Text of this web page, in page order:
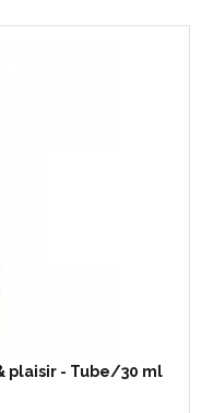
plaisir - Tube/30 ml